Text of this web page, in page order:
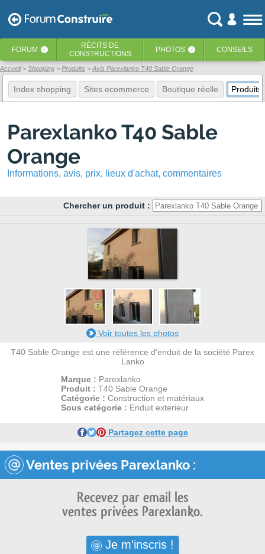
FORUM ‹ RÉCITS DE
CONSTRUCTIONS
PHOTOS ‹ CONSEILS
Accueil Shopping Produits Avis Parexlanko T40 Sable Orange
Index shopping Sites ecommerce Boutique réelle Produits
Parexlanko T40 Sable
Orange
Informations, avis, prix, lieux d'achat, commentaires
Chercher un produit :
1
2
Voir toutes les photos
T40 Sable Orange est une référence d'enduit de la société Parex
Lanko
Marque : Parexlanko
Produit : T40 Sable Orange
Catégorie : Construction et matériaux
Sous catégorie : Enduit exterieur
Partagez cette page
Ventes privées Parexlanko :
Recevez par email les
ventes privées Parexlanko.
Je m'inscris !